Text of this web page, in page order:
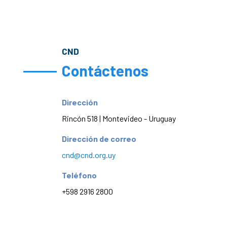
CND
Contáctenos
Dirección
Rincón 518 | Montevideo - Uruguay
Dirección de correo
cnd@cnd.org.uy
Teléfono
+598 2916 2800